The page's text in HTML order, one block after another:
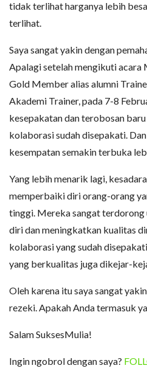
tidak terlihat harganya lebih
terlihat.
Saya sangat yakin dengan
Apalagi setelah mengikuti
Gold Member alias alumni
Akademi Trainer, pada 7-8
kesepakatan dan terobosan
kolaborasi sudah disepakati.
kesempatan semakin terbuka
Yang lebih menarik lagi,
memperbaiki diri orang-orang
tinggi. Mereka sangat
diri dan meningkatkan kualitas
kolaborasi yang sudah
yang berkualitas juga dikejar-
Oleh karena itu saya sangat
rezeki. Apakah Anda termasuk
Salam SuksesMulia!
Ingin ngobrol dengan saya?